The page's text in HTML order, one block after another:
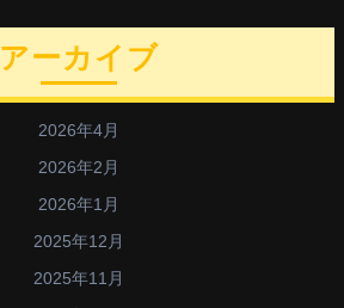
アーカイブ
2026年4月
2026年2月
2026年1月
2025年12月
2025年11月